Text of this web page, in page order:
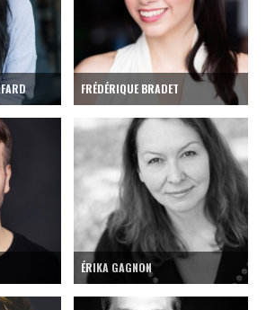
FRÉDÉRIQUE BRADET
ÉRIKA GAGNON